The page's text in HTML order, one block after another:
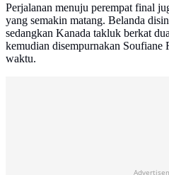
Perjalanan menuju perempat final
yang semakin matang. Belanda
sedangkan Kanada takluk berkat
kemudian disempurnakan Soufiane
waktu.